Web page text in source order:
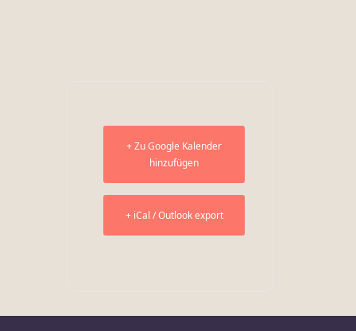
+ Zu Google Kalender
hinzufügen
+ iCal / Outlook export